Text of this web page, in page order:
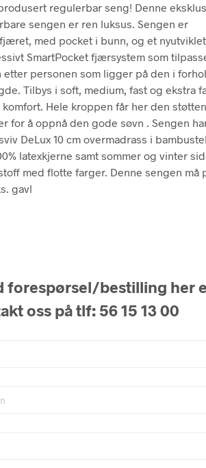
var:
kr 93.250.
er:
kr 59.990.
regulerbar seng! Denne
sengen er ren luksus. Sengen er
med pocket i bunn, og et nyutviklet
SmartPocket fjærsystem som
etter personen som ligger på den i
Tilbys i soft, medium, fast og ekstra
komfort. Hele kroppen får her den
for å oppnå den gode søvn . Sengen
DeLux 10 cm overmadrass i
latexkjerne samt sommer og vinter
med flotte farger. Denne sengen må
gavl
forespørsel/bestilling her
oss på tlf: 56 15 13 00